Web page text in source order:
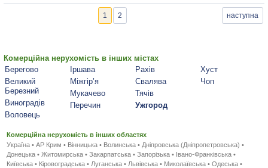
1 2 наступна
Комерційна нерухомість в інших містах
Берегово
Великий
Березний
Виноградів
Воловець
Іршава
Міжгір’я
Мукачево
Перечин
Рахів
Свалява
Тячів
Ужгород
Хуст
Чоп
Комерційна нерухомість в інших областях
Україна • АР Крим • Вінницька • Волинська • Дніпровська (Дніпропетровська) •
Донецька • Житомирська • Закарпатська • Запорізька • Івано-Франківська •
Київська • Кіровоградська • Луганська • Львівська • Миколаївська • Одеська •